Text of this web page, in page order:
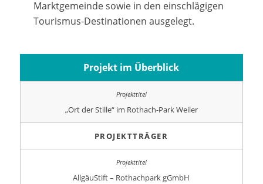
Marktgemeinde sowie in den einschlägigen
Tourismus-Destinationen ausgelegt.
Projekt im Überblick
„Ort der Stille“ im Rothach-Park Weiler
PROJEKTTRÄGER
AllgäuStift – Rothachpark gGmbH